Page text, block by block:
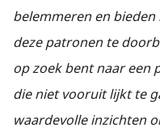
belemmeren en
deze patronen te
op zoek bent naar een
die niet vooruit lijkt te
waardevolle inzichten